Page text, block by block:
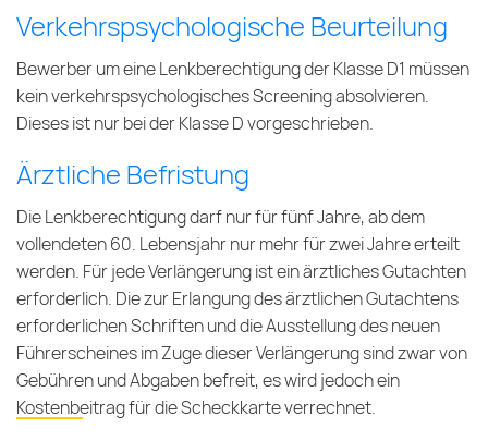
Verkehrspsychologische Beurteilung
Bewerber um eine Lenkberechtigung der Klasse D1 müssen
kein verkehrspsychologisches Screening absolvieren.
Dieses ist nur bei der Klasse D vorgeschrieben.
Ärztliche Befristung
Die Lenkberechtigung darf nur für fünf Jahre, ab dem
vollendeten 60. Lebensjahr nur mehr für zwei Jahre erteilt
werden. Für jede Verlängerung ist ein ärztliches Gutachten
erforderlich. Die zur Erlangung des ärztlichen Gutachtens
erforderlichen Schriften und die Ausstellung des neuen
Führerscheines im Zuge dieser Verlängerung sind zwar von
Gebühren und Abgaben befreit, es wird jedoch ein
Kostenbeitrag für die Scheckkarteverrechnet.